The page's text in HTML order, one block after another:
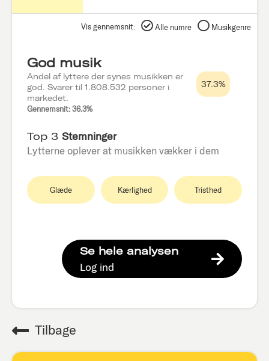
Vis gennemsnit: Alle numre Musikgenre
God musik
Andel af lyttere der synes musikken er
god. Svarer til 1.808.532 personer i
markedet.
Gennemsnit: 36.3%
37.3%
Top 3 Stemninger
Lytterne oplever at musikken vækker i dem
Glæde Kærlighed Tristhed
Se hele analysen
Log ind
Tilbage